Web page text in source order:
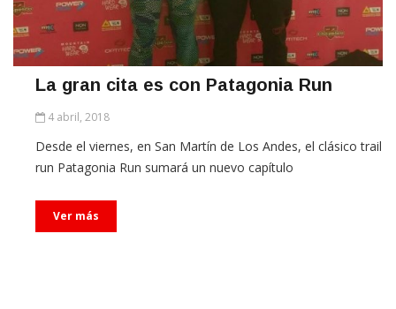
La gran cita es con Patagonia Run
4 abril, 2018
Desde el viernes, en San Martín de Los Andes, el clásico trail
run Patagonia Run sumará un nuevo capítulo